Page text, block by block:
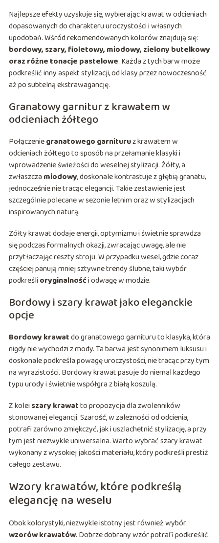
Najlepsze efekty uzyskuje się, wybierając krawat w odcieniach
dopasowanych do charakteru uroczystości i własnych
upodobań. Wśród rekomendowanych kolorów znajdują się:
bordowy, szary, fioletowy, miodowy, zielony butelkowy
oraz różne tonacje pastelowe. Każda z tych barw może
podkreślić inny aspekt stylizacji, od klasy przez nowoczesność
aż po subtelną ekstrawagancję.
Granatowy garnitur z krawatem w
odcieniach żółtego
Połączeniegranatowego garnituruz krawatem w
odcieniach żółtego to sposób na przełamanie klasyki i
wprowadzenie świeżości do weselnej stylizacji. Żółty, a
zwłaszcza miodowy, doskonale kontrastuje z głębią granatu,
jednocześnie nie tracąc elegancji. Takie zestawienie jest
szczególnie polecane w sezonie letnim oraz w stylizacjach
inspirowanych naturą.
Żółty krawat dodaje energii, optymizmu i świetnie sprawdza
się podczas formalnych okazji, zwracając uwagę, ale nie
przytłaczając reszty stroju. W przypadku wesel, gdzie coraz
częściej panują mniej sztywne trendy ślubne, taki wybór
podkreśli oryginalnośći odwagę w modzie.
Bordowy i szary krawat jako eleganckie
opcje
Bordowy krawatdo granatowego garnituru to klasyka, która
nigdy nie wychodzi z mody. Ta barwa jest synonimem luksusu i
doskonale podkreśla powagę uroczystości, nie tracąc przy tym
na wyrazistości. Bordowy krawat pasuje do niemal każdego
typu urody i świetnie współgra z białą koszulą.
Z kolei szary krawatto propozycja dla zwolenników
stonowanej elegancji. Szarość, w zależności od odcienia,
potrafi zarówno zmiękczyć, jak i uszlachetnić stylizację, a przy
tym jest niezwykle uniwersalna. Warto wybrać szary krawat
wykonany z wysokiej jakości materiału, który podkreśli prestiż
całego zestawu.
Wzory krawatów, które podkreślą
elegancję na weselu
Obok kolorystyki, niezwykle istotny jest również wybór
wzorów krawatów. Dobrze dobrany wzór potrafi podkreślić